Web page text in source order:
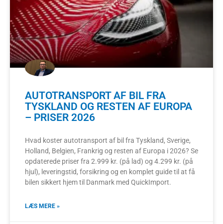
AUTOTRANSPORT AF BIL FRA
TYSKLAND OG RESTEN AF EUROPA
– PRISER 2026
Hvad koster autotransport af bil fra Tyskland, Sverige,
Holland, Belgien, Frankrig og resten af Europa i 2026? Se
opdaterede priser fra 2.999 kr. (på lad) og 4.299 kr. (på
hjul), leveringstid, forsikring og en komplet guide til at få
bilen sikkert hjem til Danmark med QuickImport.
LÆS MERE »